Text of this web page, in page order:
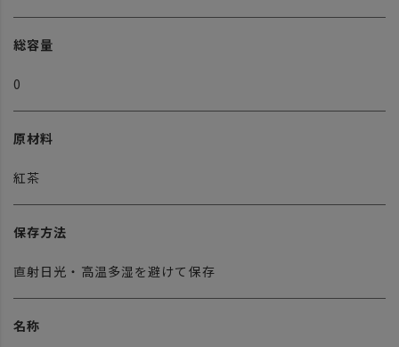
総容量
0
原材料
紅茶
保存方法
直射日光・高温多湿を避けて保存
名称